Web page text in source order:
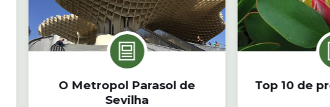
O Metropol Parasol de
Sevilha
Top 10 de